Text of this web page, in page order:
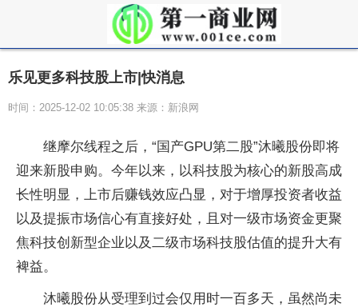
乐见更多科技股上市|快消息
时间：2025-12-02 10:05:38 来源：新浪网
继摩尔线程之后，“国产GPU第二股”沐曦股份即将
迎来新股申购。今年以来，以科技股为核心的新股高成
长性明显，上市后赚钱效应凸显，对于增厚投资者收益
以及提振市场信心有直接好处，且对一级市场资金更聚
焦科技创新型企业以及二级市场科技股估值的提升大有
裨益。
沐曦股份从受理到过会仅用时一百多天，虽然尚未